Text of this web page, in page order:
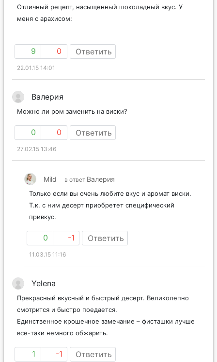
Отличный рецепт, насыщенный шоколадный вкус. У
меня с арахисом:
9 0 Ответить
22.01.15 14:01
Валерия
Можно ли ром заменить на виски?
0 0 Ответить
27.02.15 13:46
Mild в ответ Валерия
Только если вы очень любите вкус и аромат виски.
Т.к. с ним десерт приобретет специфический
привкус.
0 -1 Ответить
11.03.15 11:16
Yelena
Прекрасный вкусный и быстрый десерт. Великолепно
смотрится и быстро поедается.
Единственное крошечное замечание – фисташки лучше
все-таки немного обжарить.
1 -1 Ответить